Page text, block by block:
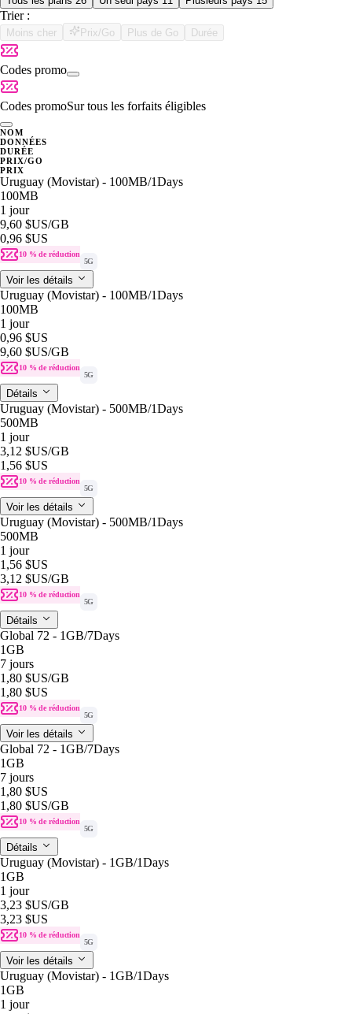
Trier :
Moins cher Prix/Go Plus de Go Durée
Codes promo
Codes promoSur tous les forfaits éligibles
NOM
DONNÉES
DURÉE
PRIX/GO
PRIX
Uruguay (Movistar) - 100MB/1Days
100MB
1 jour
9,60 $US/GB
0,96 $US
10 % de réduction
5G
Voir les détails
Uruguay (Movistar) - 100MB/1Days
100MB
1 jour
0,96 $US
9,60 $US/GB
10 % de réduction
5G
Détails
Uruguay (Movistar) - 500MB/1Days
500MB
1 jour
3,12 $US/GB
1,56 $US
10 % de réduction
5G
Voir les détails
Uruguay (Movistar) - 500MB/1Days
500MB
1 jour
1,56 $US
3,12 $US/GB
10 % de réduction
5G
Détails
Global 72 - 1GB/7Days
1GB
7 jours
1,80 $US/GB
1,80 $US
10 % de réduction
5G
Voir les détails
Global 72 - 1GB/7Days
1GB
7 jours
1,80 $US
1,80 $US/GB
10 % de réduction
5G
Détails
Uruguay (Movistar) - 1GB/1Days
1GB
1 jour
3,23 $US/GB
3,23 $US
10 % de réduction
5G
Voir les détails
Uruguay (Movistar) - 1GB/1Days
1GB
1 jour